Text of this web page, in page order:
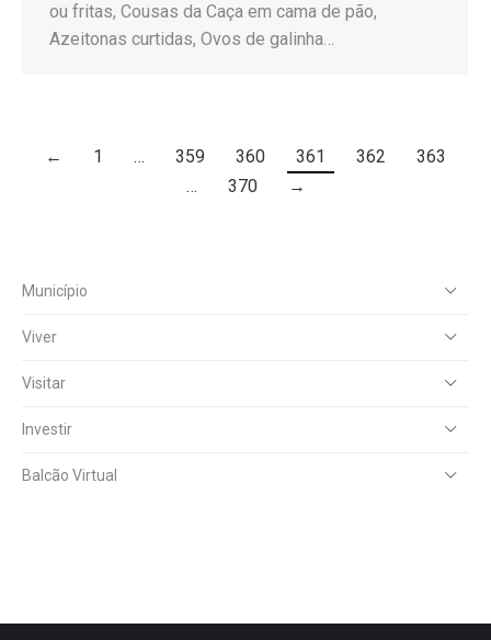
ou fritas, Cousas da Caça em cama de pão,
Azeitonas curtidas, Ovos de galinha…
← 1 … 359 360 361 362
363
…
370 →
Município
Viver
Visitar
Investir
Balcão Virtual